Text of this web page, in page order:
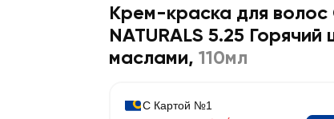
Крем-краска для волос
NATURALS 5.25
маслами, 110мл
С Картой №1